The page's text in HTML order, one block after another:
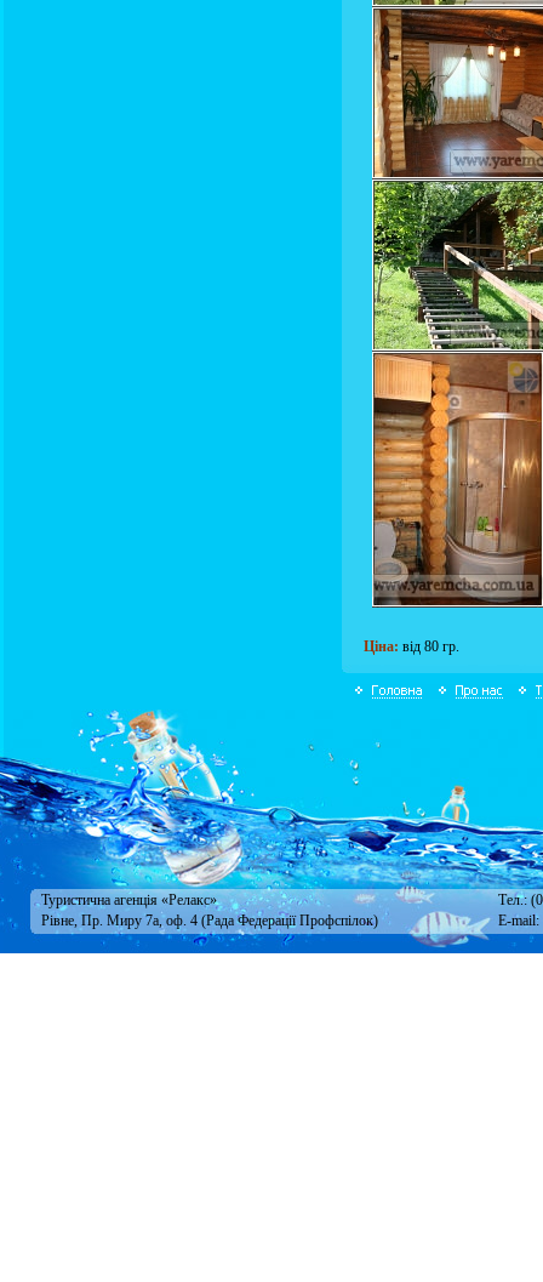
Ціна: від 80 гр.
Туристична агенція «Релакс»
Тел.:
Рівне, Пр. Миру 7а, оф. 4 (Рада Федерації Профспілок)
E-mail: